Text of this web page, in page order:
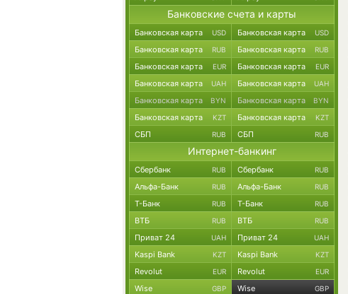
Банковские счета и карты
Банковская карта USD Банковская карта USD
Банковская карта RUB Банковская карта RUB
Банковская карта EUR Банковская карта EUR
Банковская карта UAH Банковская карта UAH
Банковская карта BYN Банковская карта BYN
Банковская карта KZT Банковская карта KZT
СБП RUB СБП RUB
Интернет-банкинг
Сбербанк RUB Сбербанк RUB
Альфа-Банк RUB Альфа-Банк RUB
Т-Банк RUB Т-Банк RUB
ВТБ RUB ВТБ RUB
Приват 24 UAH Приват 24 UAH
Kaspi Bank KZT Kaspi Bank KZT
Revolut EUR Revolut EUR
Wise GBP Wise GBP